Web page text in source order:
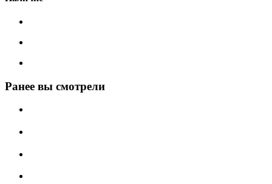
Ранее вы смотрели